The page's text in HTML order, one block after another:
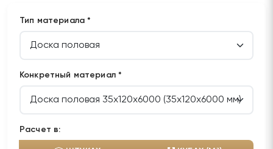
Тип материала *
Конкретный материал *
Расчет в: